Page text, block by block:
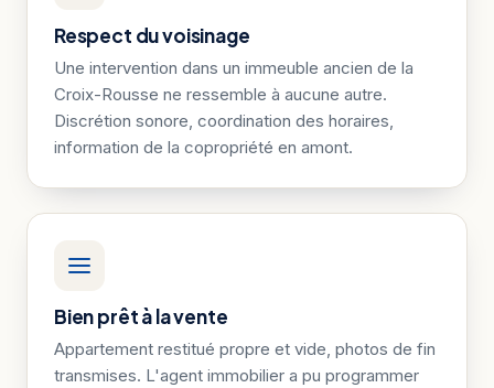
Respect du voisinage
Une intervention dans un immeuble ancien de la
Croix-Rousse ne ressemble à aucune autre.
Discrétion sonore, coordination des horaires,
information de la copropriété en amont.
Bien prêt à la vente
Appartement restitué propre et vide, photos de fin
transmises. L'agent immobilier a pu programmer